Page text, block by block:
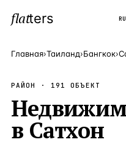
flatters RU
ПОПУЛЯРНЫЕ НАПРАВЛЕНИЯ
Турция
Россия
Главная›Таиланд›Бангкок›
РАЙОН · 191 ОБЪЕКТ
в Сатхон